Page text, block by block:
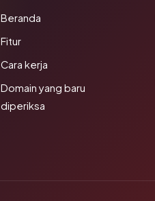
Beranda
Fitur
Cara kerja
Domain yang baru
diperiksa